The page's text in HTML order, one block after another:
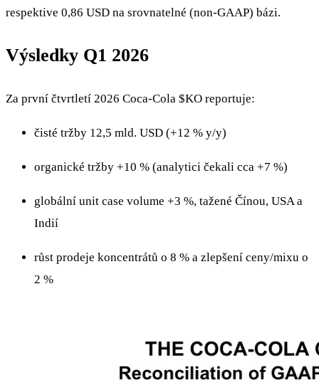
respektive 0,86 USD na srovnatelné (non‑GAAP) bázi.
Výsledky Q1 2026
Za první čtvrtletí 2026 Coca-Cola $KO reportuje:
čisté tržby 12,5 mld. USD (+12 % y/y)
organické tržby +10 % (analytici čekali cca +7 %)
globální unit case volume +3 %, tažené Čínou, USA a
Indií
růst prodeje koncentrátů o 8 % a zlepšení ceny/mixu o
2 %